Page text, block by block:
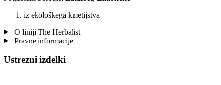
iz ekološkega kmetijstva
O liniji The Herbalist
Pravne informacije
Ustrezni izdelki